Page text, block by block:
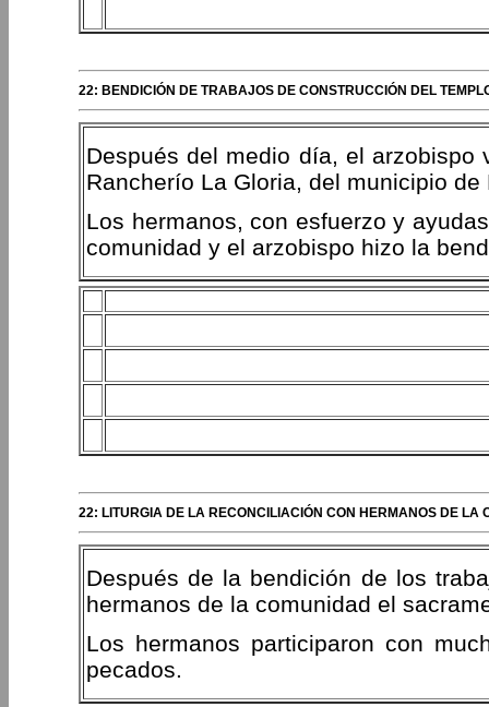
22: BENDICIÓN DE TRABAJOS DE CONSTRUCCIÓN DEL
Después del medio día, el
Rancherío La Gloria, del municipio
Los hermanos, con esfuerzo y
comunidad y el arzobispo hizo la
22: LITURGIA DE LA RECONCILIACIÓN CON HERMANOS DE LA
Después de la bendición de los
hermanos de la comunidad el
Los hermanos participaron con
pecados.